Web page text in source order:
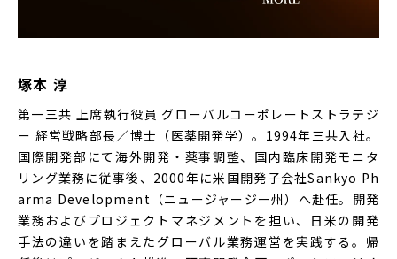
塚本 淳
第一三共 上席執行役員 グローバルコーポレートストラテジ
ー 経営戦略部長／博士（医薬開発学）。1994年三共入社。
国際開発部にて海外開発・薬事調整、国内臨床開発モニタ
リング業務に従事後、2000年に米国開発子会社Sankyo Ph
arma Development（ニュージャージー州）へ赴任。開発
業務およびプロジェクトマネジメントを担い、日米の開発
手法の違いを踏まえたグローバル業務運営を実践する。帰